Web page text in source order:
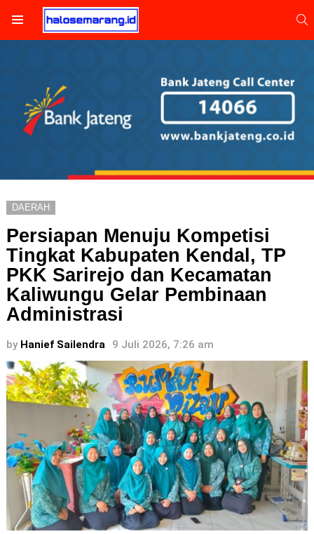
DAERAH
Persiapan Menuju Kompetisi
Tingkat Kabupaten Kendal, TP
PKK Sarirejo dan Kecamatan
Kaliwungu Gelar Pembinaan
Administrasi
by Hanief Sailendra 9 Juli 2026, 7:26 am